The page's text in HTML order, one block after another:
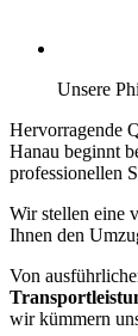
Unsere
Hervorragende
Hanau beginnt
professionellen
Wir stellen eine
Ihnen den
Von
wir kümmern